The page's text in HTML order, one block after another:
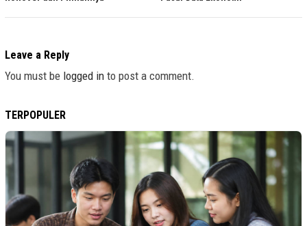
Leave a Reply
You must be logged in to post a comment.
TERPOPULER